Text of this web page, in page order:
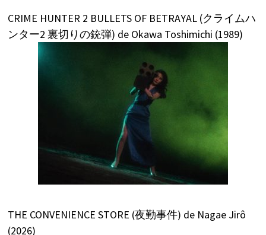
CRIME HUNTER 2 BULLETS OF BETRAYAL (クライムハ
ンター2 裏切りの銃弾) de Okawa Toshimichi (1989)
THE CONVENIENCE STORE (夜勤事件) de Nagae Jirô
(2026)